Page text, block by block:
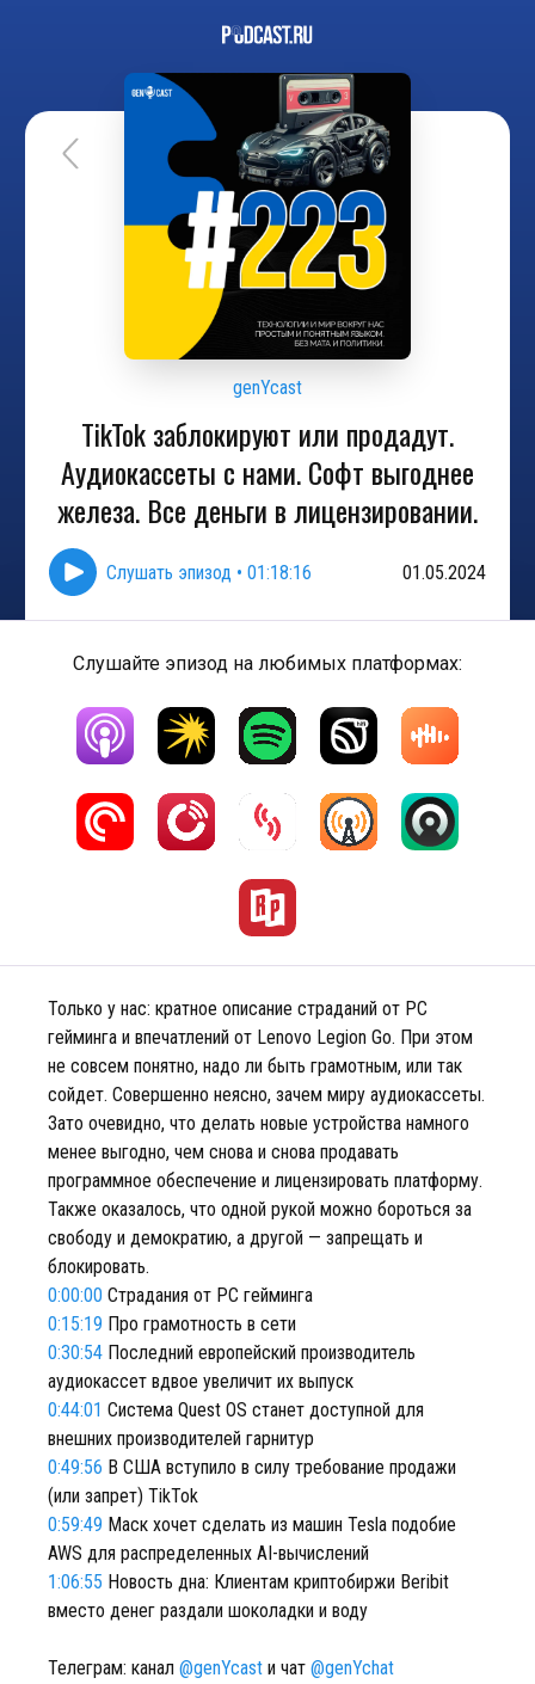
genYcast
TikTok заблокируют или продадут.
Аудиокассеты с нами. Софт выгоднее
железа. Все деньги в лицензировании.
Слушать эпизод • 01:18:16 01.05.2024
Слушайте эпизод на любимых платформах:
Только у нас: кратное описание страданий от PC
гейминга и впечатлений от Lenovo Legion Go. При этом
не совсем понятно, надо ли быть грамотным, или так
сойдет. Совершенно неясно, зачем миру аудиокассеты.
Зато очевидно, что делать новые устройства намного
менее выгодно, чем снова и снова продавать
программное обеспечение и лицензировать платформу.
Также оказалось, что одной рукой можно бороться за
свободу и демократию, а другой — запрещать и
блокировать.
0:00:00 Страдания от PC гейминга
0:15:19 Про грамотность в сети
0:30:54 Последний европейский производитель
аудиокассет вдвое увеличит их выпуск
0:44:01 Система Quest OS станет доступной для
внешних производителей гарнитур
0:49:56 В США вступило в силу требование продажи
(или запрет) TikTok
0:59:49 Маск хочет сделать из машин Tesla подобие
AWS для распределенных AI-вычислений
1:06:55 Новость дна: Клиентам криптобиржи Beribit
вместо денег раздали шоколадки и воду
Телеграм: канал @genYcast и чат @genYchat